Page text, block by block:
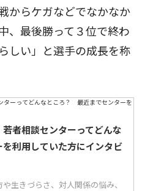
からケガなどでなかなか
、最後勝って３位で終わ
しい」と選手の成長を称
者相談センターってどんな
利用していた方にインタビ
生きづらさ、対人関係の悩み、